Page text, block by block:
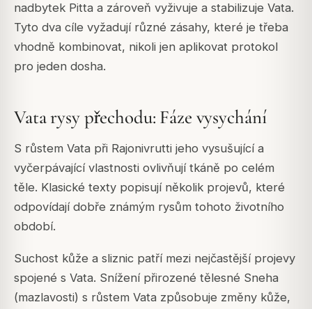
nadbytek Pitta a zároveň vyživuje a stabilizuje Vata.
Tyto dva cíle vyžadují různé zásahy, které je třeba
vhodně kombinovat, nikoli jen aplikovat protokol
pro jeden dosha.
Vata rysy přechodu: Fáze vysychání
S růstem Vata při Rajonivrutti jeho vysušující a
vyčerpávající vlastnosti ovlivňují tkáně po celém
těle. Klasické texty popisují několik projevů, které
odpovídají dobře známým rysům tohoto životního
období.
Suchost kůže a sliznic patří mezi nejčastější projevy
spojené s Vata. Snížení přirozené tělesné Sneha
(mazlavosti) s růstem Vata způsobuje změny kůže,